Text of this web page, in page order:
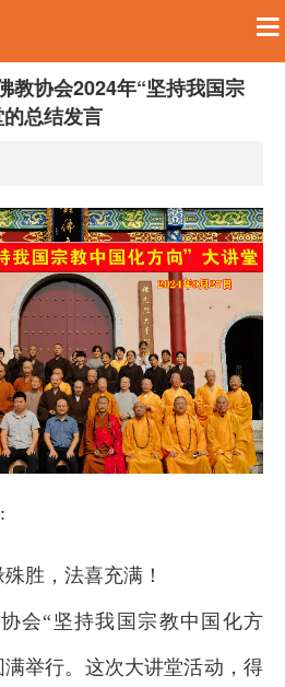
教协会2024年“坚持我国宗
总结发言
胜，法喜充满！
会“坚持我国宗教中国化方
举行。这次大讲堂活动，得